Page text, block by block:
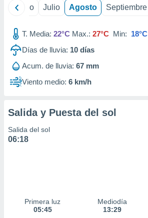
Junio Julio Agosto Septiembre
T. Media: 22°C Max.: 27°C Min: 18°C
Días de lluvia: 10 días
Acum. de lluvia: 67 mm
Viento medio: 6 km/h
Salida y Puesta del sol
Salida del sol
06:18
Primera luz
05:45
Mediodía
13:29